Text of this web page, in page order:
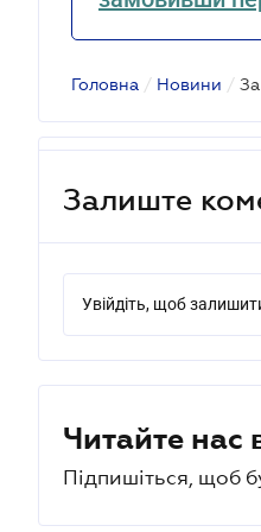
Головна / Новини /
Залиште
Увійдіть, щоб
Читайте нас
Підпишіться, щоб